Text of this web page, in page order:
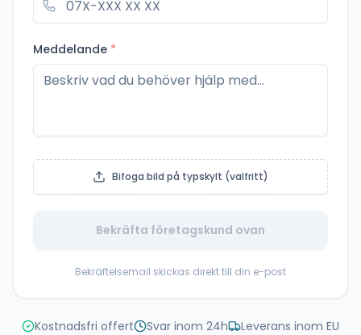
Meddelande *
Bifoga bild på typskylt (valfritt)
Bekräfta företagskund ovan
Bekräftelsemail skickas direkt till din e-post
Kostnadsfri offert Svar inom 24h Leverans inom EU